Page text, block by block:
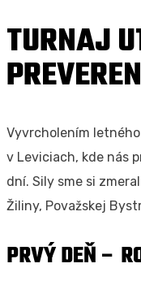
TURNAJ
Vyvrcholením
v Leviciach, kde nás
dní. Sily sme si
Žiliny, Považskej
PRVÝ DEŇ –